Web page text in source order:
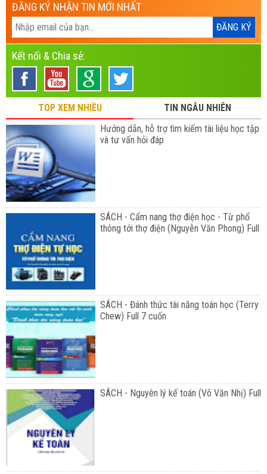
ĐĂNG KÝ NHẬN TIN MỚI NHẤT
Kết nối & Chia sẻ:
TOP XEM NHIỀU
TIN NGẪU NHIÊN
Hướng dẫn, hỗ trợ tìm kiếm tài liệu học tập
và tư vấn hỏi đáp
SÁCH - Cẩm nang thợ điện học - Từ phổ
thông tới thợ điện (Nguyễn Văn Phong) Full
SÁCH - Đánh thức tài năng toán học (Terry
Chew) Full 7 cuốn
SÁCH - Nguyên lý kế toán (Võ Văn Nhị) Full